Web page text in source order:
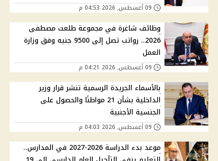
وظائف شاغرة في مجموعة طلعت مصطفى
2026.. رواتب تصل إلى 9500 جنيه وفق وزارة
العمل
بالأسماء الجريدة الرسمية تنشر قرار وزير
الداخلية بشأن 21 مواطنًا والحصول على
الجنسية الأجنبية
موعد بدء الدراسة 2026-2027 في المدارس..